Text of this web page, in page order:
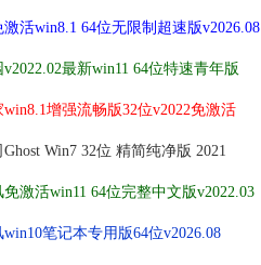
激活win8.1 64位无限制超速版v2026.08
最新win11 64位特速青年版
win8.1增强流畅版32位v2022免激活
Win7 32位 精简纯净版 2021
激活win11 64位完整中文版v2022.03
笔记本专用版64位v2026.08